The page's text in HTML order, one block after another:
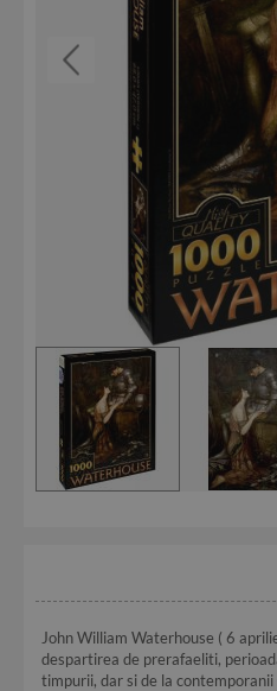
John William Waterhouse ( 6
despartirea de prerafaeliti,
timpurii, dar si de la